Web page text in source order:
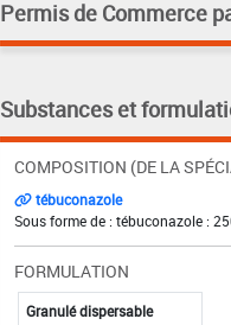
Permis de Commerce
Substances et
COMPOSITION (DE LA
tébuconazole
Sous forme de : tébuconazole :
FORMULATION
Granulé dispersable